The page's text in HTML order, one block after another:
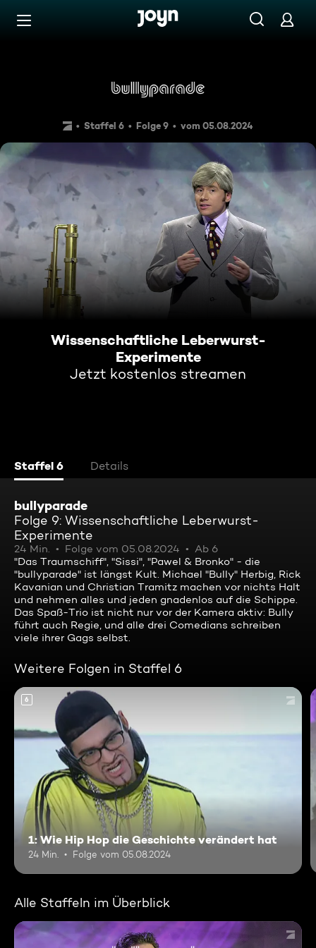
Zum Inhalt springen
Staffel 6 Folge 9 vom 05.08.2024
Wissenschaftliche Leberwurst-
Experimente
Jetzt kostenlos streamen
Staffel 6 Details
bullyparade
Folge 9: Wissenschaftliche Leberwurst-
Experimente
24 Min. Folge vom 05.08.2024
Ab 6
"Das Traumschiff", "Sissi", "Pawel & Bronko" - die
"bullyparade" ist längst Kult. Michael "Bully" Herbig, Rick
Kavanian und Christian Tramitz machen vor nichts Halt
und nehmen alles und jeden gnadenlos auf die Schippe.
Das Spaß-Trio ist nicht nur vor der Kamera aktiv: Bully
führt auch Regie, und alle drei Comedians schreiben
viele ihrer Gags selbst.
Weitere Folgen in Staffel 6
6
1: Wie Hip Hop die Geschichte verändert hat
24 Min. Folge vom 05.08.2024
Alle Staffeln im Überblick